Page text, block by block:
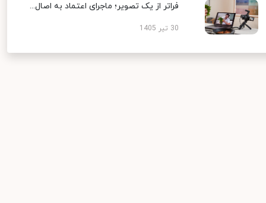
فراتر از یک تصویر؛ ماجرای اعتماد به اصال...
30 تیر 1405